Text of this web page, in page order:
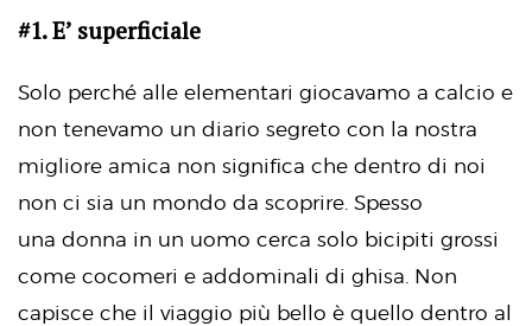
#1. E’ superficiale
Solo perché alle elementari giocavamo a calcio e
non tenevamo un diario segreto con la nostra
migliore amica non significa che dentro di noi
non ci sia un mondo da scoprire. Spesso
una donna in un uomo cerca solo bicipiti grossi
come cocomeri e addominali di ghisa. Non
capisce che il viaggio più bello è quello dentro al